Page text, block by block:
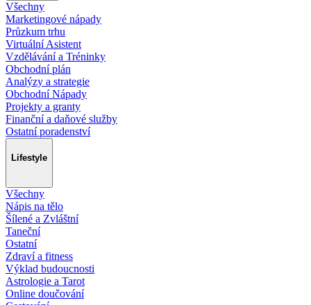
Všechny
Marketingové nápady
Průzkum trhu
Virtuální Asistent
Vzdělávání a Tréninky
Obchodní plán
Analýzy a strategie
Obchodní Nápady
Projekty a granty
Finanční a daňové služby
Ostatní poradenství
Lifestyle
Všechny
Nápis na tělo
Šílené a Zvláštní
Taneční
Ostatní
Zdraví a fitness
Výklad budoucnosti
Astrologie a Tarot
Online doučování